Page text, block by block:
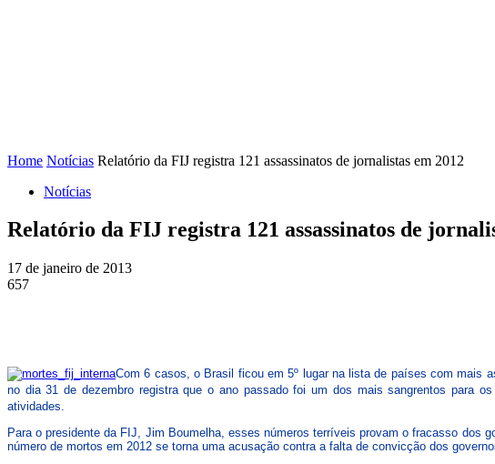
Home Notícias Relatório da FIJ registra 121 assassinatos de jornalistas em 2012
Notícias
Relatório da FIJ registra 121 assassinatos de
17 de janeiro de 2013
657
Com 6 casos, o Brasil ficou em 5º lugar na lista de países com mais
no dia 31 de dezembro registra que o ano passado foi um dos mais sangrentos para
atividades.
Para o presidente da FIJ, Jim Boumelha, esses números terríveis provam o fracasso dos
número de mortos em 2012 se torna uma acusação contra a falta de convicção dos